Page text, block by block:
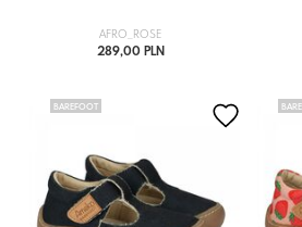
AFRO_ROSE
289,00 PLN
BAREFOOT